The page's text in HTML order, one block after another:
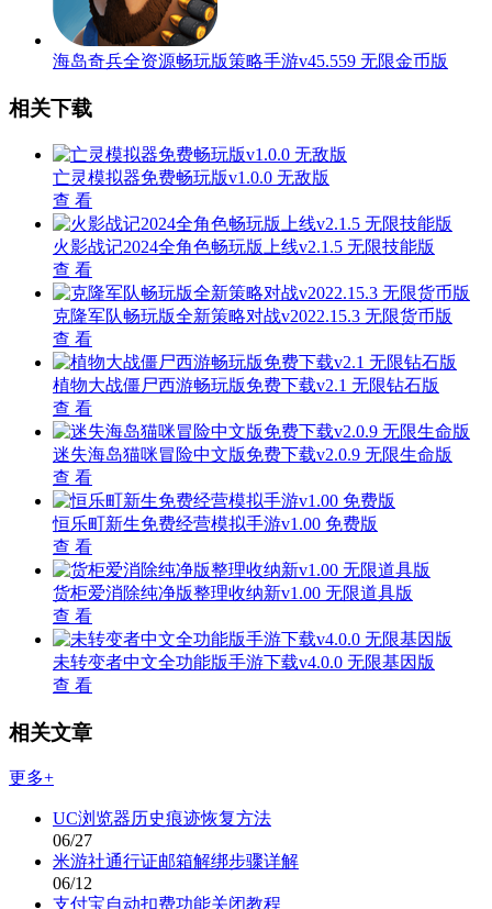
海岛奇兵全资源畅玩版策略手游v45.559 无限金币版
相关下载
亡灵模拟器免费畅玩版v1.0.0 无敌版
查 看
火影战记2024全角色畅玩版上线v2.1.5 无限技能版
查 看
克隆军队畅玩版全新策略对战v2022.15.3 无限货币版
查 看
植物大战僵尸西游畅玩版免费下载v2.1 无限钻石版
查 看
迷失海岛猫咪冒险中文版免费下载v2.0.9 无限生命版
查 看
恒乐町新生免费经营模拟手游v1.00 免费版
查 看
货柜爱消除纯净版整理收纳新v1.00 无限道具版
查 看
未转变者中文全功能版手游下载v4.0.0 无限基因版
查 看
相关文章
更多+
UC浏览器历史痕迹恢复方法
06/27
米游社通行证邮箱解绑步骤详解
06/12
支付宝自动扣费功能关闭教程